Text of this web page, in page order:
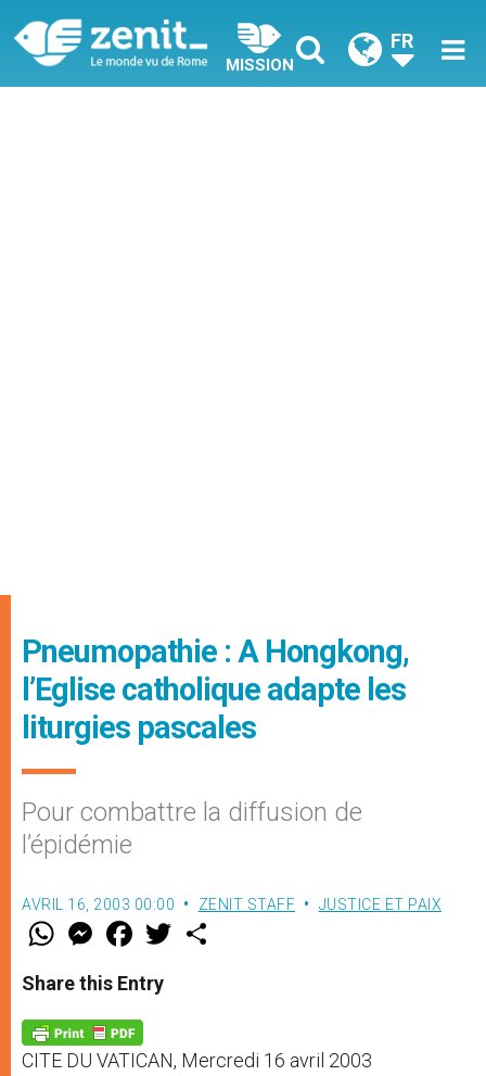
MISSION
FR
Pneumopathie : A Hongkong,
l’Eglise catholique adapte les
liturgies pascales
Pour combattre la diffusion de
l’épidémie
AVRIL 16, 2003 00:00 ZENIT STAFF JUSTICE ET PAIX
W
t
s
p
p
M
e
s
e
g
e
r
F
a
e
b
o
k
w
Share this Entry
CITE DU VATICAN, Mercredi 16 avril 2003